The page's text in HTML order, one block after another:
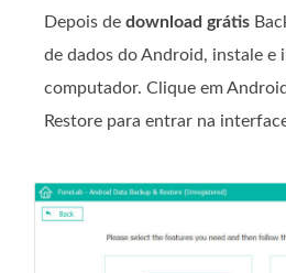
Depois de download grátis
de dados do Android, instale e
computador. Clique em
Restore para entrar na